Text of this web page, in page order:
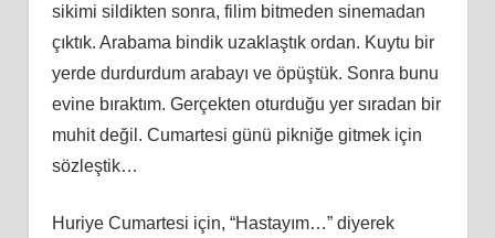
sikimi sildikten sonra, filim bitmeden sinemadan
çıktık. Arabama bindik uzaklaştık ordan. Kuytu bir
yerde durdurdum arabayı ve öpüştük. Sonra bunu
evine bıraktım. Gerçekten oturduğu yer sıradan bir
muhit değil. Cumartesi günü pikniğe gitmek için
sözleştik…
Huriye Cumartesi için, “Hastayım…” diyerek